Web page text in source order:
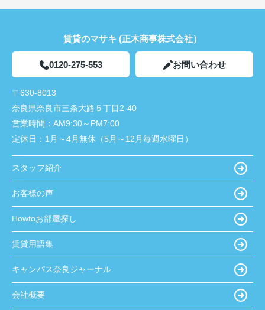
賃貸のマサキ (正木商事株式会社）
0120-275-553 お問い合わせ
〒630-8013
奈良県奈良市三条大路５丁目2-40
営業時間： AM9:30～PM7:00
定休日： 1月～4月無休（5月～12月毎週水曜日）
スタッフ紹介
お客様の声
Howtoお部屋探し
賃貸用語集
キャンパス奈良ジャーナル
会社概要